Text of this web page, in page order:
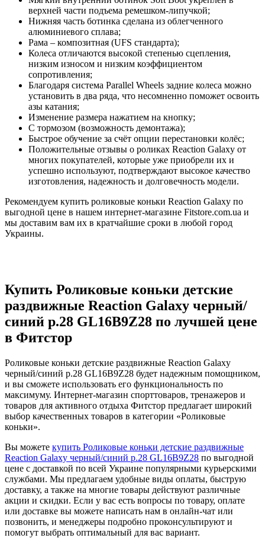
верхней части подъема ремешком-липучкой;
Нижняя часть ботинка сделана из облегченного
алюминиевого сплава;
Рама – композитная (UFS стандарта);
Колеса отличаются высокой степенью сцепления,
низким износом и низким коэффициентом
сопротивления;
Благодаря система Parallel Wheels задние колеса можно
установить в два ряда, что несомненно поможет освоить
азы катания;
Изменение размера нажатием на кнопку;
С тормозом (возможность демонтажа);
Быстрое обучение за счёт опции перестановки колёс;
Положительные отзывы о роликах Reaction Galaxy от
многих покупателей, которые уже приобрели их и
успешно используют, подтверждают высокое качество
изготовления, надежность и долговечность модели.
Рекомендуем купить роликовые коньки Reaction Galaxy по
выгодной цене в нашем интернет-магазине Fitstore.com.ua и
мы доставим вам их в кратчайшие сроки в любой город
Украины.
Купить Роликовые коньки детские
раздвижные Reaction Galaxy черный/
синий р.28 GL16B9Z28 по лучшей цене
в Фитстор
Роликовые коньки детские раздвижные Reaction Galaxy
черный/синий р.28 GL16B9Z28 будет надежным помощником,
и вы сможете использовать его функциональность по
максимуму. Интернет-магазин спорттоваров, тренажеров и
товаров для активного отдыха Фитстор предлагает широкий
выбор качественных товаров в категории «Роликовые
коньки».
Вы можете купить Роликовые коньки детские раздвижные
Reaction Galaxy черный/синий р.28 GL16B9Z28 по выгодной
цене с доставкой по всей Украине популярными курьерскими
службами. Мы предлагаем удобные виды оплаты, быструю
доставку, а также на многие товары действуют различные
акции и скидки. Если у вас есть вопросы по товару, оплате
или доставке вы можете написать нам в онлайн-чат или
позвонить, и менеджеры подробно проконсультируют и
помогут выбрать оптимальный для вас вариант.